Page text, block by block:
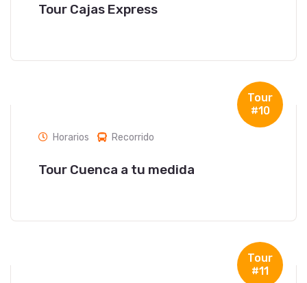
Tour Cajas Express
Tour
#10
Horarios Recorrido
Tour Cuenca a tu medida
Tour
#11